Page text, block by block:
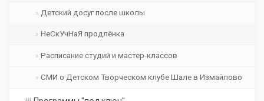
Детский досуг после школы
НеСкУчНаЯ продлёнка
Расписание студий и мастер-классов
СМИ о Детском Творческом клубе Шале в Измайлово